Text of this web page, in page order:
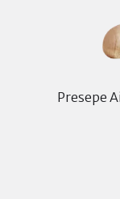
Presepe